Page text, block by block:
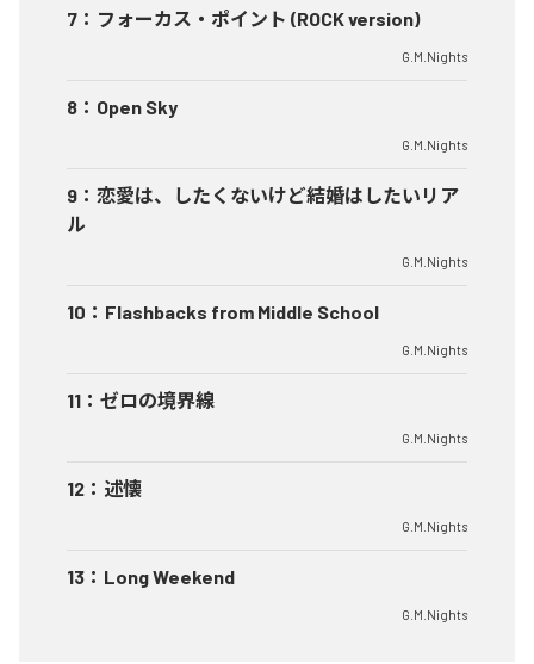
7 ： フォーカス・ポイント (ROCK version)
G.M.Nights
8 ： Open Sky
G.M.Nights
9 ： 恋愛は、したくないけど結婚はしたいリア
ル
G.M.Nights
10 ： Flashbacks from Middle School
G.M.Nights
11 ： ゼロの境界線
G.M.Nights
12 ： 述懐
G.M.Nights
13 ： Long Weekend
G.M.Nights